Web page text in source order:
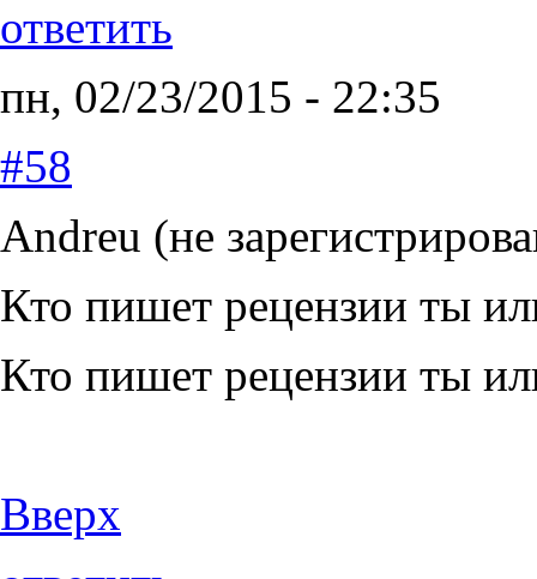
ответить
пн, 02/23/2015 - 22:35
#58
Andreu (не
Кто пишет рецензии ты
Кто пишет рецензии ты
Вверх